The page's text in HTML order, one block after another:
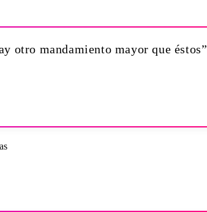
otro mandamiento mayor que éstos”